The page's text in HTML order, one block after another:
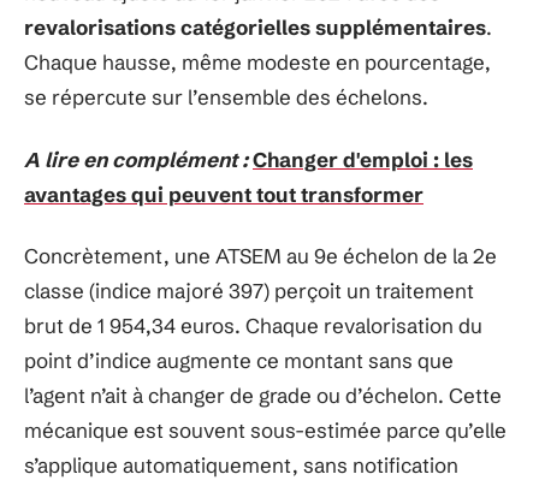
revalorisations catégorielles supplémentaires.
Chaque hausse, même modeste en pourcentage,
se répercute sur l’ensemble des échelons.
A lire en complément :Changer d'emploi : les
avantages qui peuvent tout transformer
Concrètement, une ATSEM au 9e échelon de la 2e
classe (indice majoré 397) perçoit un traitement
brut de 1 954,34 euros. Chaque revalorisation du
point d’indice augmente ce montant sans que
l’agent n’ait à changer de grade ou d’échelon. Cette
mécanique est souvent sous-estimée parce qu’elle
s’applique automatiquement, sans notification